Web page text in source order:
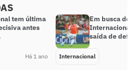
tem última
antes
Há 1 ano
Em busca de
Internacional
saída de
Internacional